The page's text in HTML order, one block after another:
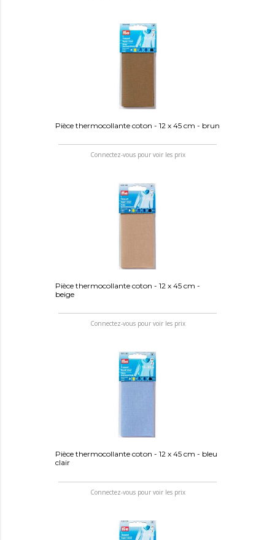
Pièce thermocollante coton - 12 x 45 cm - brun
Connectez-vous pour voir les prix
Pièce thermocollante coton - 12 x 45 cm -
beige
Connectez-vous pour voir les prix
Pièce thermocollante coton - 12 x 45 cm - bleu
clair
Connectez-vous pour voir les prix